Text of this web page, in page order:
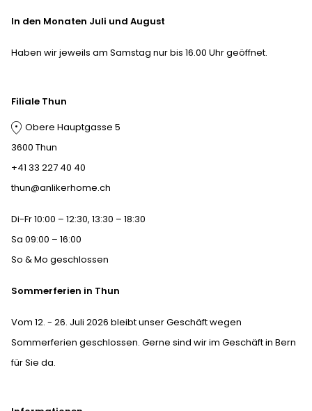
In den Monaten Juli und August
Haben wir jeweils am Samstag nur bis 16.00 Uhr geöffnet.
Filiale Thun
Obere Hauptgasse 5
3600 Thun
+41 33 227 40 40
thun@anlikerhome.ch
Di-Fr 10:00 – 12:30, 13:30 – 18:30
Sa 09:00 – 16:00
So & Mo geschlossen
Sommerferien in Thun
Vom 12. - 26. Juli 2026 bleibt unser Geschäft wegen
Sommerferien geschlossen. Gerne sind wir im Geschäft in Bern
für Sie da.